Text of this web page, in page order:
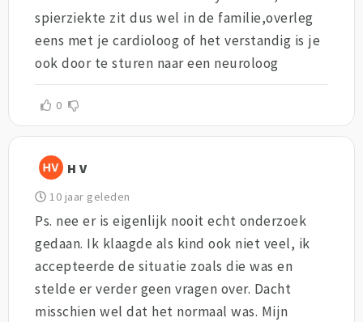
spierziekte zit dus wel in de familie,overleg
eens met je cardioloog of het verstandig is je
ook door te sturen naar een neuroloog
0
H V
10 jaar geleden
Ps. nee er is eigenlijk nooit echt onderzoek
gedaan. Ik klaagde als kind ook niet veel, ik
accepteerde de situatie zoals die was en
stelde er verder geen vragen over. Dacht
misschien wel dat het normaal was. Mijn